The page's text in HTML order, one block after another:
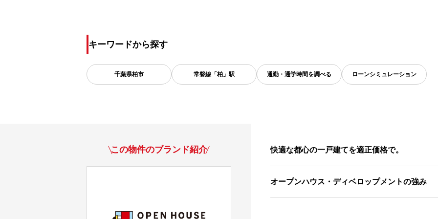
キーワードから探す
千葉県柏市 常磐線「柏」駅 通勤・通学時間を調べる ローンシミュレーション
この物件のブランド紹介 快適な都心の一戸建てを適正価格で。
オープンハウス・ディベロップメントの強み